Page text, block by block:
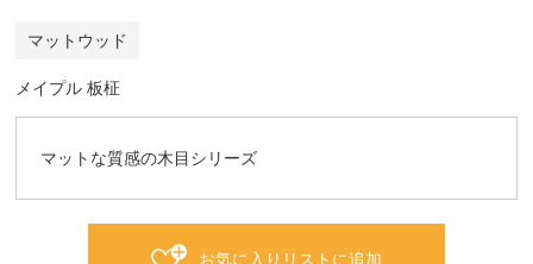
マットウッド
メイプル 板柾
マットな質感の木目シリーズ
お気に入りリストに追加